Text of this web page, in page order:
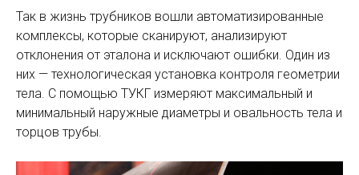
Так в жизнь трубников вошли автоматизированные
комплексы, которые сканируют, анализируют
отклонения от эталона и исключают ошибки. Один из
них — технологическая установка контроля геометрии
тела. С помощью ТУКГ измеряют максимальный и
минимальный наружные диаметры и овальность тела и
торцов трубы.